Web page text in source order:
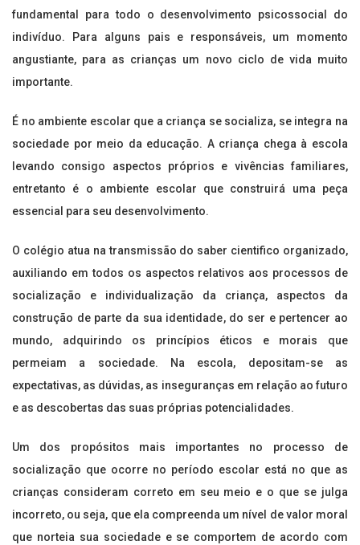
fundamental para todo o desenvolvimento psicossocial do
indivíduo. Para alguns pais e responsáveis, um momento
angustiante, para as crianças um novo ciclo de vida muito
importante.
É no ambiente escolar que a criança se socializa, se integra na
sociedade por meio da educação. A criança chega à escola
levando consigo aspectos próprios e vivências familiares,
entretanto é o ambiente escolar que construirá uma peça
essencial para seu desenvolvimento.
O colégio atua na transmissão do saber cientifico organizado,
auxiliando em todos os aspectos relativos aos processos de
socialização e individualização da criança, aspectos da
construção de parte da sua identidade, do ser e pertencer ao
mundo, adquirindo os princípios éticos e morais que
permeiam a sociedade. Na escola, depositam-se as
expectativas, as dúvidas, as inseguranças em relação ao futuro
e as descobertas das suas próprias potencialidades.
Um dos propósitos mais importantes no processo de
socialização que ocorre no período escolar está no que as
crianças consideram correto em seu meio e o que se julga
incorreto, ou seja, que ela compreenda um nível de valor moral
que norteia sua sociedade e se comportem de acordo com